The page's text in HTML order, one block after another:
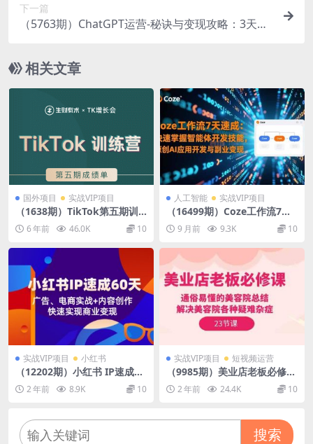
下一篇
（5763期）ChatGPT运营-秘诀与变现攻略：3天变
相关文章
国外项目 实战VIP项目
（1638期）TikTok第五期训
练营结营，带你玩赚TikTok，
40天变现22万美金（无水印）
6 年前 46.0K 10
人工智能 实战VIP项目
（16499期）Coze工作流7天
速成：快速掌握智能体开发技
能，原创AI应用开发与副业变
现
9 月前 9.3K 10
实战VIP项目 小红书
（12202期）小红书 IP速成60
天：广告、电商实战+内容创
作，快速实现商业变现
2 年前 8.9K 10
实战VIP项目 短视频运营
（9985期）美业店老板必修
课：通俗易懂的美容院总结，
解决美容院各种疑难杂症（23
2 年前 24.4K 10
搜索